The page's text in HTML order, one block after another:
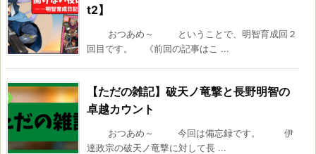
t2】
おつあめ～ ということで、明智育成回２
回目です。 《前回の記事はこ ...
【ただの雑記】破天ノ竜撃と長野明智の
卓越カウント
おつあめ～ 今回は備忘録です。 伊
達政宗の破天ノ竜撃に対して長 ...